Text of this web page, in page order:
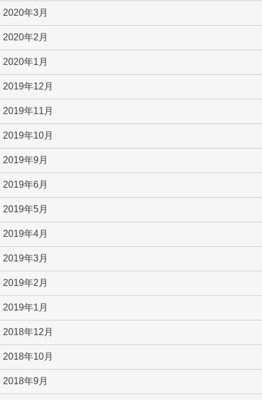
2020年3月
2020年2月
2020年1月
2019年12月
2019年11月
2019年10月
2019年9月
2019年6月
2019年5月
2019年4月
2019年3月
2019年2月
2019年1月
2018年12月
2018年10月
2018年9月